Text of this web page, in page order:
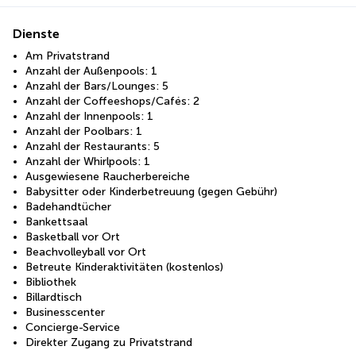
Dienste
Am Privatstrand
Anzahl der Außenpools: 1
Anzahl der Bars/Lounges: 5
Anzahl der Coffeeshops/Cafés: 2
Anzahl der Innenpools: 1
Anzahl der Poolbars: 1
Anzahl der Restaurants: 5
Anzahl der Whirlpools: 1
Ausgewiesene Raucherbereiche
Babysitter oder Kinderbetreuung (gegen Gebühr)
Badehandtücher
Bankettsaal
Basketball vor Ort
Beachvolleyball vor Ort
Betreute Kinderaktivitäten (kostenlos)
Bibliothek
Billardtisch
Businesscenter
Concierge-Service
Direkter Zugang zu Privatstrand